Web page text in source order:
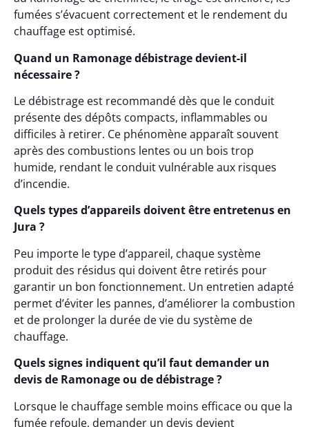
fumées s’évacuent correctement et le rendement du
chauffage est optimisé.
Quand un Ramonage débistrage devient-il
nécessaire ?
Le débistrage est recommandé dès que le conduit
présente des dépôts compacts, inflammables ou
difficiles à retirer. Ce phénomène apparaît souvent
après des combustions lentes ou un bois trop
humide, rendant le conduit vulnérable aux risques
d’incendie.
Quels types d’appareils doivent être entretenus en
Jura ?
Peu importe le type d’appareil, chaque système
produit des résidus qui doivent être retirés pour
garantir un bon fonctionnement. Un entretien adapté
permet d’éviter les pannes, d’améliorer la combustion
et de prolonger la durée de vie du système de
chauffage.
Quels signes indiquent qu’il faut demander un
devis de Ramonage ou de débistrage ?
Lorsque le chauffage semble moins efficace ou que la
fumée refoule, demander un devis devient